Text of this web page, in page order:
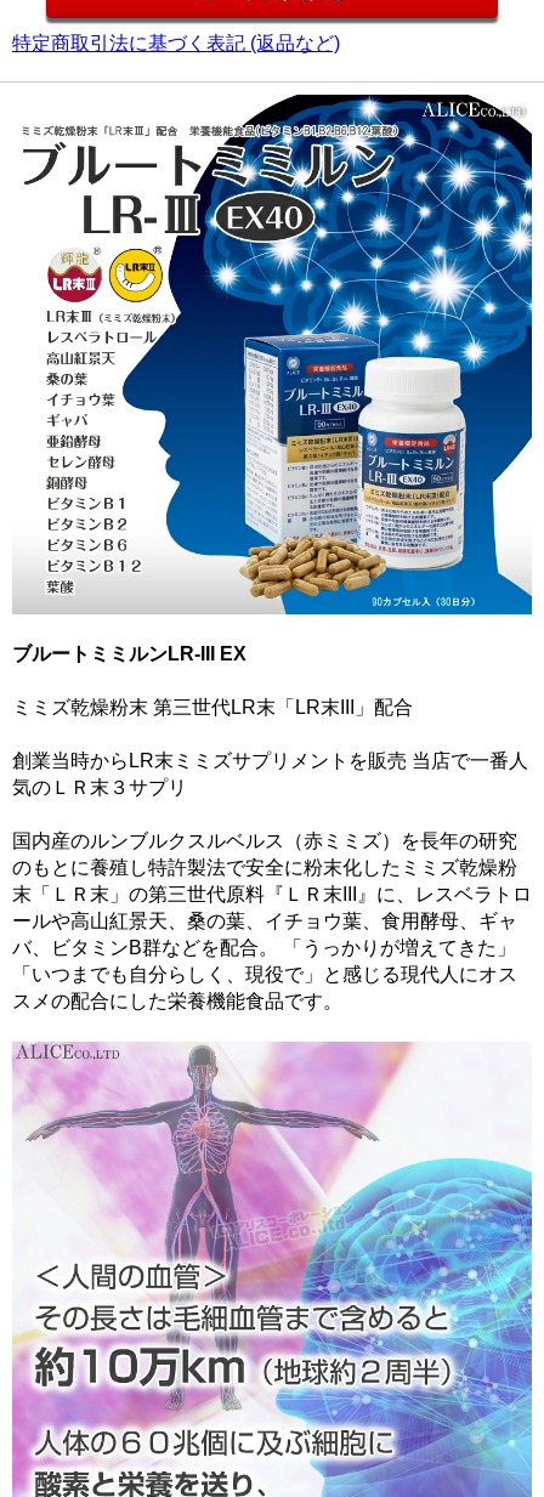
特定商取引法に基づく表記 (返品など)
ブルートミミルンLR-III EX
ミミズ乾燥粉末 第三世代LR末「LR末III」配合
創業当時からLR末ミミズサプリメントを販売 当店で一番人
気のＬＲ末３サプリ
国内産のルンブルクスルベルス（赤ミミズ）を長年の研究
のもとに養殖し特許製法で安全に粉末化したミミズ乾燥粉
末「ＬＲ末」の第三世代原料『ＬＲ末III』に、レスベラトロ
ールや高山紅景天、桑の葉、イチョウ葉、食用酵母、ギャ
バ、ビタミンB群などを配合。 「うっかりが増えてきた」
「いつまでも自分らしく、現役で」と感じる現代人にオス
スメの配合にした栄養機能食品です。